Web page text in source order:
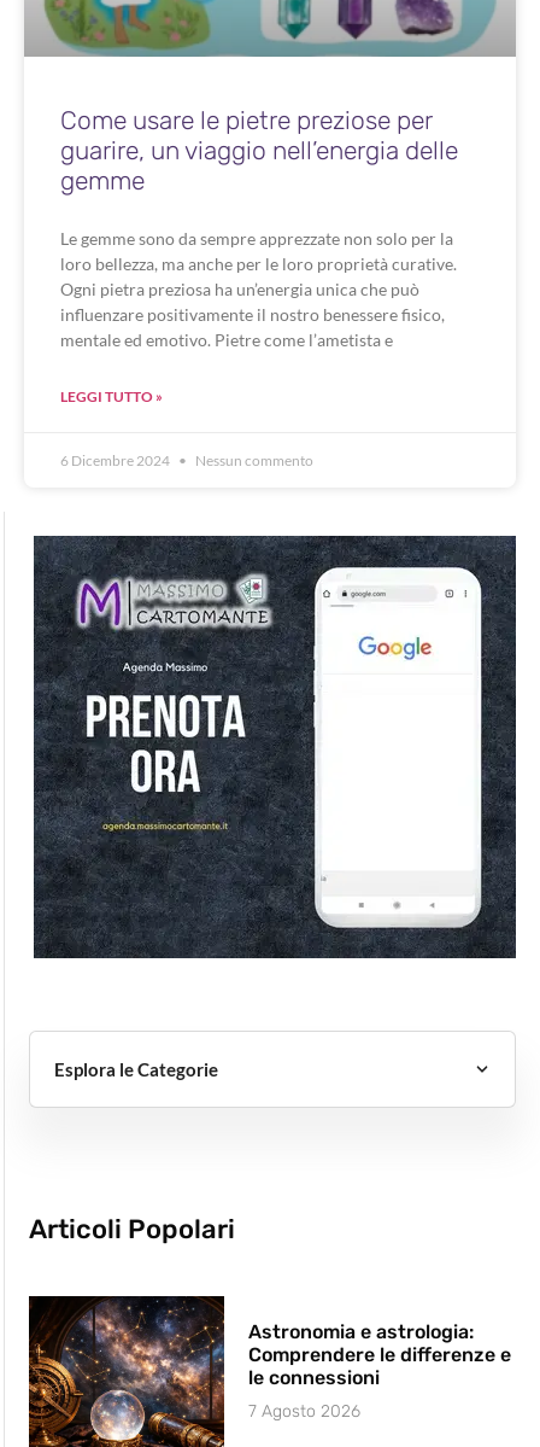
Come usare le pietre preziose per
guarire, un viaggio nell’energia delle
gemme
Le gemme sono da sempre apprezzate non solo per la
loro bellezza, ma anche per le loro proprietà curative.
Ogni pietra preziosa ha un’energia unica che può
influenzare positivamente il nostro benessere fisico,
mentale ed emotivo. Pietre come l’ametista e
LEGGI TUTTO »
6 Dicembre 2024 Nessun commento
Esplora le Categorie
Articoli Popolari
Astronomia e astrologia:
Comprendere le differenze e
le connessioni
7 Agosto 2026